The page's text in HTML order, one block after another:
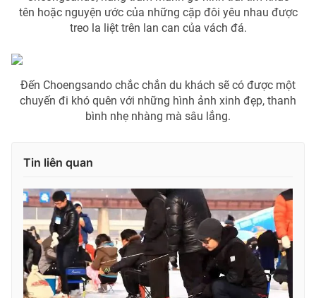
Ðiện thoại Thời báo VTV: 024.66 897 897
toasoan@vtv.vn
® Cấm sao chép dưới mọi hình thức nếu không có sự chấp
thuận bằng văn bản. Ghi rõ nguồn VTV.vn khi phát hành lại
thông tin từ website này.
tên hoặc nguyện ước của những cặp đôi yêu nhau được
treo la liệt trên lan can của vách đá.
Đến Choengsando chắc chắn du khách sẽ có được một
chuyến đi khó quên với những hình ảnh xinh đẹp, thanh
bình nhẹ nhàng mà sâu lắng.
Tin liên quan